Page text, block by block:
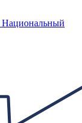
Национальный